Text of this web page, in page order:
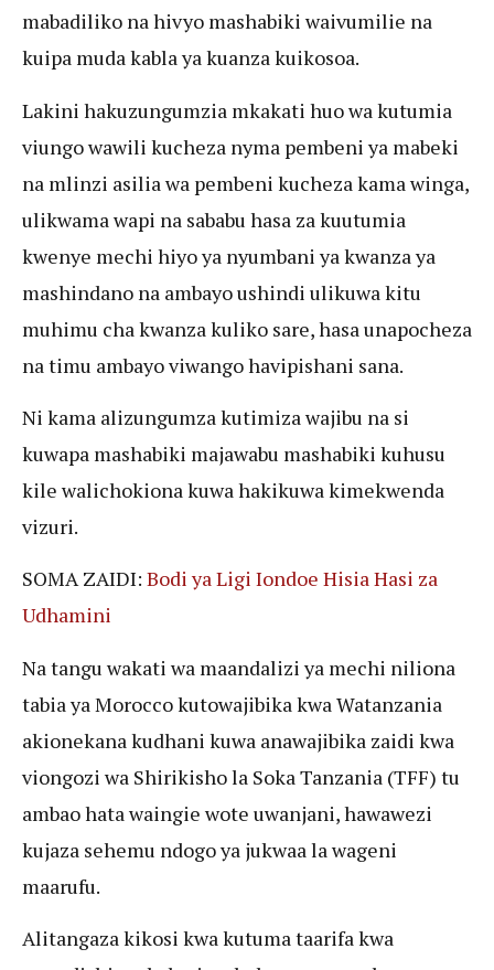
mabadiliko na hivyo mashabiki waivumilie na
kuipa muda kabla ya kuanza kuikosoa.
Lakini hakuzungumzia mkakati huo wa kutumia
viungo wawili kucheza nyma pembeni ya mabeki
na mlinzi asilia wa pembeni kucheza kama winga,
ulikwama wapi na sababu hasa za kuutumia
kwenye mechi hiyo ya nyumbani ya kwanza ya
mashindano na ambayo ushindi ulikuwa kitu
muhimu cha kwanza kuliko sare, hasa unapocheza
na timu ambayo viwango havipishani sana.
Ni kama alizungumza kutimiza wajibu na si
kuwapa mashabiki majawabu mashabiki kuhusu
kile walichokiona kuwa hakikuwa kimekwenda
vizuri.
SOMA ZAIDI: Bodi ya Ligi Iondoe Hisia Hasi za
Udhamini
Na tangu wakati wa maandalizi ya mechi niliona
tabia ya Morocco kutowajibika kwa Watanzania
akionekana kudhani kuwa anawajibika zaidi kwa
viongozi wa Shirikisho la Soka Tanzania (TFF) tu
ambao hata waingie wote uwanjani, hawawezi
kujaza sehemu ndogo ya jukwaa la wageni
maarufu.
Alitangaza kikosi kwa kutuma taarifa kwa